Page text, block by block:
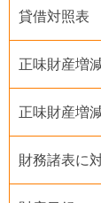
貸借対照表
正味財産増
正味財産増
財務諸表に